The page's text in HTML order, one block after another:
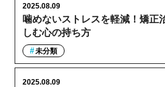
噛めないストレスを軽減！矯正
しむ心の持ち方
2025.08.09
未分類
2025.08.09